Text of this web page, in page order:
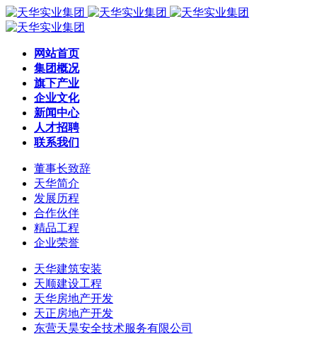
网站首页
集团概况
旗下产业
企业文化
新闻中心
人才招聘
联系我们
董事长致辞
天华简介
发展历程
合作伙伴
精品工程
企业荣誉
天华建筑安装
天顺建设工程
天华房地产开发
天正房地产开发
东营天昊安全技术服务有限公司